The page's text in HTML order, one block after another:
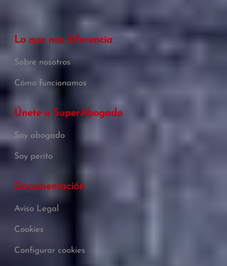
Lo que nos diferencia
Sobre nosotros
Cómo funcionamos
Únete a SuperAbogado
Soy abogado
Soy perito
Documentación
Aviso Legal
Cookies
Configurar cookies